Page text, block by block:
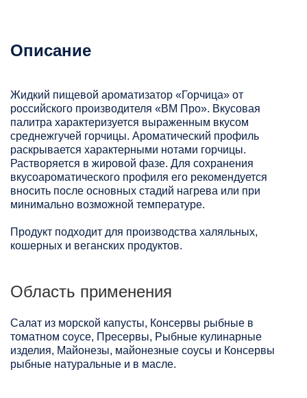
Описание
Жидкий пищевой ароматизатор «Горчица» от
российского производителя «ВМ Про». Вкусовая
палитра характеризуется выраженным вкусом
среднежгучей горчицы. Ароматический профиль
раскрывается характерными нотами горчицы.
Растворяется в жировой фазе. Для сохранения
вкусоароматического профиля его рекомендуется
вносить после основных стадий нагрева или при
минимально возможной температуре.
Продукт подходит для производства халяльных,
кошерных и веганских продуктов.
Область применения
Салат из морской капусты, Консервы рыбные в
томатном соусе, Пресервы, Рыбные кулинарные
изделия, Майонезы, майонезные соусы и Консервы
рыбные натуральные и в масле.